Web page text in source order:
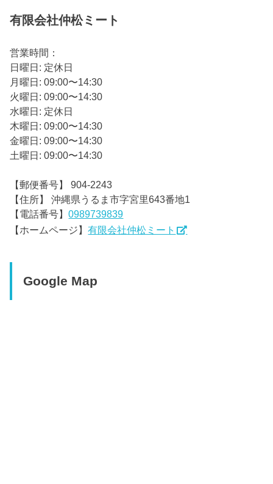
有限会社仲松ミート
営業時間：
日曜日: 定休日
月曜日: 09:00〜14:30
火曜日: 09:00〜14:30
水曜日: 定休日
木曜日: 09:00〜14:30
金曜日: 09:00〜14:30
土曜日: 09:00〜14:30
【郵便番号】 904-2243
【住所】 沖縄県うるま市字宮里643番地1
【電話番号】0989739839
【ホームページ】有限会社仲松ミート
Google Map